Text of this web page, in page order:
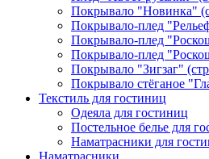
Покрывало "Новинка"
Покрывало-плед
Покрывало-плед
Покрывало-плед
Покрывало "Зигзаг"
Покрывало стёганое
Текстиль для гостиниц
Одеяла для гостиниц
Постельное белье для
Наматрасники для
Наматрасники